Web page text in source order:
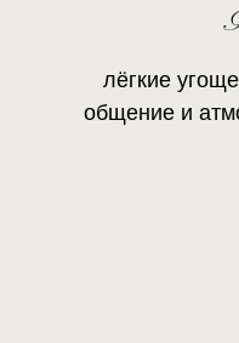
лёгкие
общение и